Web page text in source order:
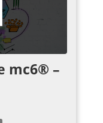
mc6® –